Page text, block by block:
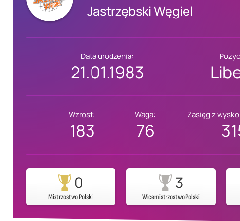
Jastrzębski Węgiel
Data urodzenia:
21.01.1983
Wzrost:
183
Waga:
76
Zasięg z
0
Mistrzostwo Polski
3
Wicemistrzostwo Polski